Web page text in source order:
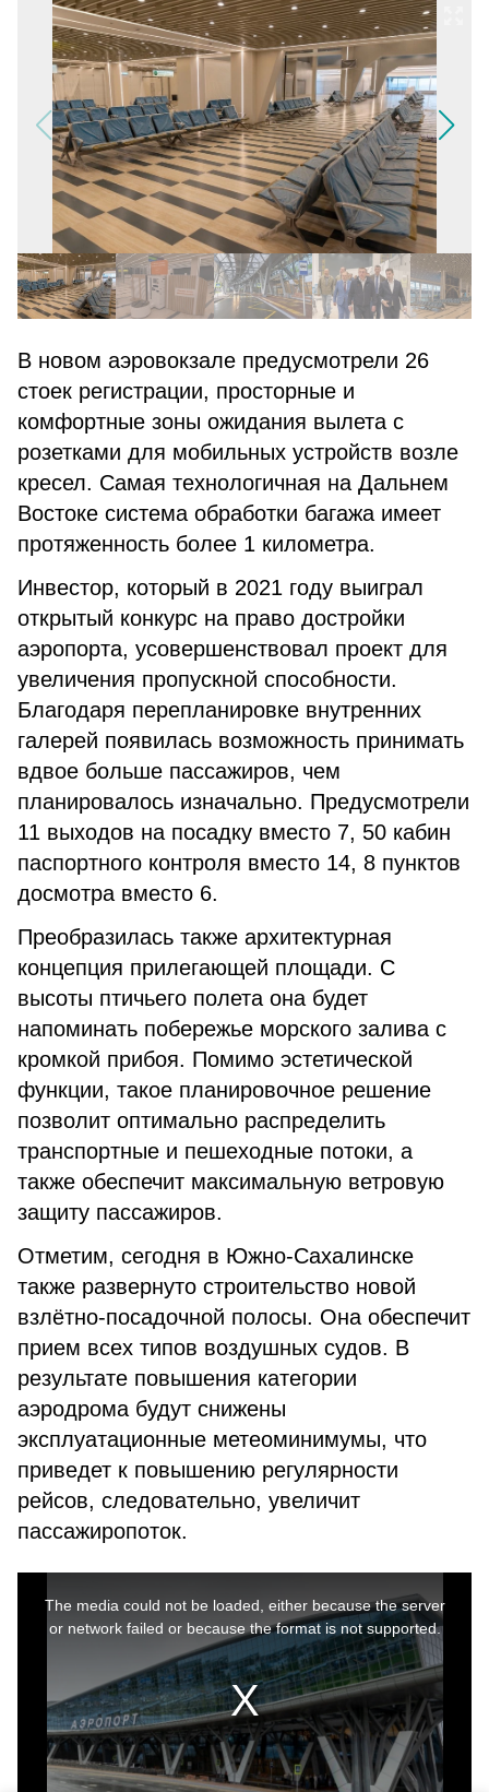
В новом аэровокзале предусмотрели 26
стоек регистрации, просторные и
комфортные зоны ожидания вылета с
розетками для мобильных устройств возле
кресел. Самая технологичная на Дальнем
Востоке система обработки багажа имеет
протяженность более 1 километра.
Инвестор, который в 2021 году выиграл
открытый конкурс на право достройки
аэропорта, усовершенствовал проект для
увеличения пропускной способности.
Благодаря перепланировке внутренних
галерей появилась возможность принимать
вдвое больше пассажиров, чем
планировалось изначально. Предусмотрели
11 выходов на посадку вместо 7, 50 кабин
паспортного контроля вместо 14, 8 пунктов
досмотра вместо 6.
Преобразилась также архитектурная
концепция прилегающей площади. С
высоты птичьего полета она будет
напоминать побережье морского залива с
кромкой прибоя. Помимо эстетической
функции, такое планировочное решение
позволит оптимально распределить
транспортные и пешеходные потоки, а
также обеспечит максимальную ветровую
защиту пассажиров.
Отметим, сегодня в Южно-Сахалинске
также развернуто строительство новой
взлётно-посадочной полосы. Она обеспечит
прием всех типов воздушных судов. В
результате повышения категории
аэродрома будут снижены
эксплуатационные метеоминимумы, что
приведет к повышению регулярности
рейсов, следовательно, увеличит
пассажиропоток.
The media could not be loaded, either because the server
or network failed or because the format is not supported.